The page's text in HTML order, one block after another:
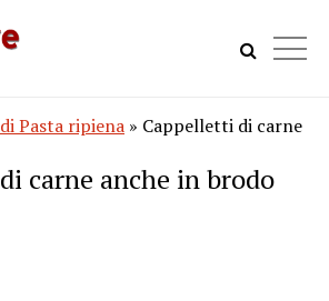
Pasta ripiena » Cappelletti di carne
carne anche in brodo